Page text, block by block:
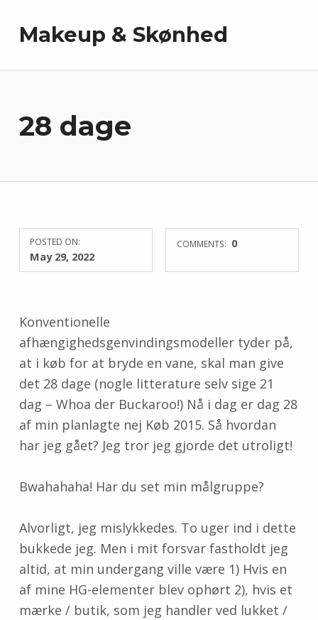
Makeup & Skønhed
28 dage
POSTED ON:
May 29, 2022
COMMENTS: 0
Konventionelle
afhængighedsgenvindingsmodeller tyder på,
at i køb for at bryde en vane, skal man give
det 28 dage (nogle litterature selv sige 21
dag – Whoa der Buckaroo!) Nå i dag er dag 28
af min planlagte nej Køb 2015. Så hvordan
har jeg gået? Jeg tror jeg gjorde det utroligt!
Bwahahaha! Har du set min målgruppe?
Alvorligt, jeg mislykkedes. To uger ind i dette
bukkede jeg. Men i mit forsvar fastholdt jeg
altid, at min undergang ville være 1) Hvis en
af ​​mine HG-elementer blev ophørt 2), hvis et
mærke / butik, som jeg handler ved lukket /